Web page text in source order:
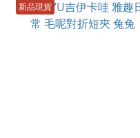
新品現貨